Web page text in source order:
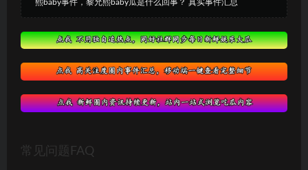
熙baby事件，黎允熙baby瓜是什么回事？ 真实事件汇总
常见问题FAQ